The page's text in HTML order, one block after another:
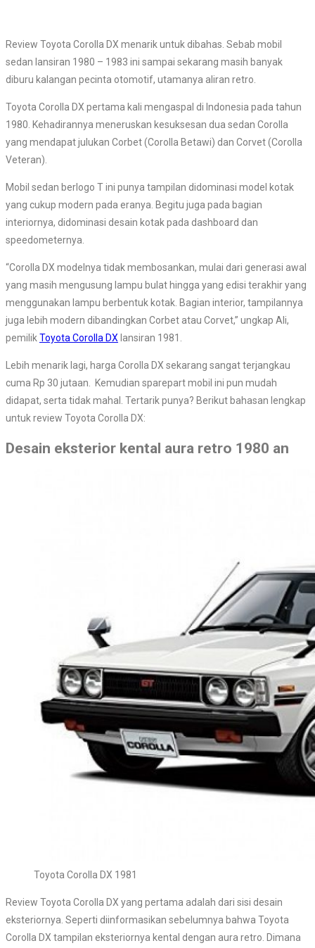
Review Toyota Corolla DX menarik untuk dibahas. Sebab mobil
sedan lansiran 1980 – 1983 ini sampai sekarang masih banyak
diburu kalangan pecinta otomotif, utamanya aliran retro.
Toyota Corolla DX pertama kali mengaspal di Indonesia pada tahun
1980. Kehadirannya meneruskan kesuksesan dua sedan Corolla
yang mendapat julukan Corbet (Corolla Betawi) dan Corvet (Corolla
Veteran).
Mobil sedan berlogo T ini punya tampilan didominasi model kotak
yang cukup modern pada eranya. Begitu juga pada bagian
interiornya, didominasi desain kotak pada dashboard dan
speedometernya.
“Corolla DX modelnya tidak membosankan, mulai dari generasi awal
yang masih mengusung lampu bulat hingga yang edisi terakhir yang
menggunakan lampu berbentuk kotak. Bagian interior, tampilannya
juga lebih modern dibandingkan Corbet atau Corvet,” ungkap Ali,
pemilikToyota Corolla DX lansiran 1981.
Lebih menarik lagi, harga Corolla DX sekarang sangat terjangkau
cuma Rp 30 jutaan. Kemudian sparepart mobil ini pun mudah
didapat, serta tidak mahal. Tertarik punya? Berikut bahasan lengkap
untuk review Toyota Corolla DX:
Desain eksterior kental aura retro 1980 an
Toyota Corolla DX 1981
Review Toyota Corolla DX yang pertama adalah dari sisi desain
eksteriornya. Seperti diinformasikan sebelumnya bahwa Toyota
Corolla DX tampilan eksteriornya kental dengan aura retro. Dimana